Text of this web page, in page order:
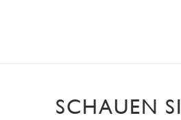
SCHAUEN